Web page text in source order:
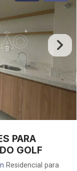
PARA
GOLF
Residencial para